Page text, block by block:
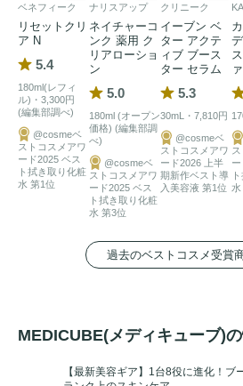
ベネフィーク
リセットクリ
ア N
5.4
180ml(レフィ
ル)・3,300円
(編集部調べ)
@cosmeベ
ストコスメアワ
ード2025 ベス
ト拭き取り化粧
水 第1位
ナリスアップ
ネイチャーコ
ンク 薬用 ク
リアローショ
ン
5.0
180ml (オープン
価格) (編集部調
べ)
@cosmeベ
ストコスメアワ
ード2025 ベス
ト拭き取り化粧
水 第3位
クリニーク
イーブン ベ
ター アクテ
ィブ ブース
ター セラム
5.3
30mL・7,810円
@cosmeベ
ストコスメアワ
ード2026 上半
期新作ベスト導
入美容液 第1位
過去のベストコスメ受賞
MEDICUBE(メディキューブ)
【最新美容ギア】1台8役に進化！